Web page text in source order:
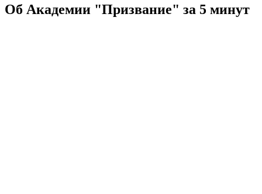
Об Академии "Призвание" за 5 минут